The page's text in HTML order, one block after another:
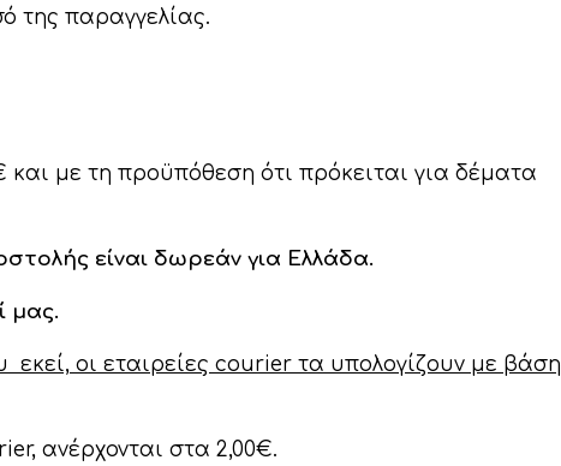
της παραγγελίας.
με τη προϋπόθεση ότι πρόκειται για δέματα
είναι δωρεάν για Ελλάδα.
μας.
οι εταιρείες courier τα υπολογίζουν με βάση
ανέρχονται στα 2,00€.